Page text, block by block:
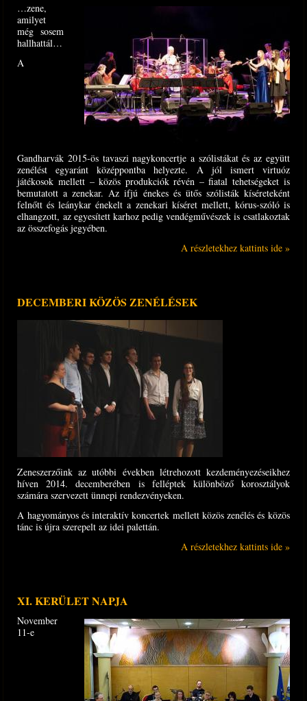
…zene,
amilyet
még sosem
hallhattál…
A
Gandharvák 2015-ös tavaszi nagykoncertje a szólistákat és az együtt
zenélést egyaránt középpontba helyezte. A jól ismert virtuóz
játékosok mellett – közös produkciók révén – fiatal tehetségeket is
bemutatott a zenekar. Az ifjú énekes és ütős szólisták kíséreteként
felnőtt és leánykar énekelt a zenekari kíséret mellett, kórus-szóló is
elhangzott, az egyesített karhoz pedig vendégművészek is csatlakoztak
az összefogás jegyében.
A részletekhez kattints ide »
DECEMBERI KÖZÖS ZENÉLÉSEK
Zeneszerzőink az utóbbi években létrehozott kezdeményezéseikhez
híven 2014. decembe­rében is felléptek különböző korosztályok
számára szervezett ünnepi rendezvényeken.
A hagyományos és interaktív koncertek mellett közös zenélés és közös
tánc is újra szerepelt az idei palettán.
A részletekhez kattints ide »
XI. KERÜLET NAPJA
November
11-e